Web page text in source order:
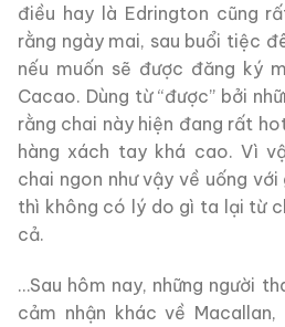
điều hay là Edrington cũng
rằng ngày mai, sau buổi tiệc
nếu muốn sẽ được đăng ký
Cacao. Dùng từ “được” bởi
rằng chai này hiện đang rất
hàng xách tay khá cao. Vì
chai ngon như vậy về uống
thì không có lý do gì ta lại từ
cả.
…Sau hôm nay, những người
cảm nhận khác về